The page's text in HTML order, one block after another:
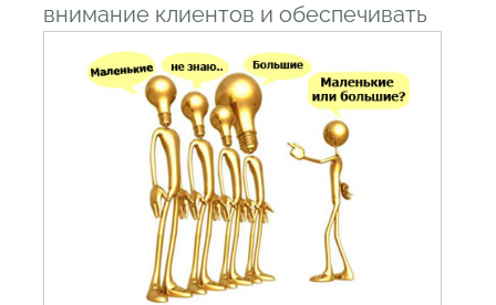
внимание клиентов и обеспечивать